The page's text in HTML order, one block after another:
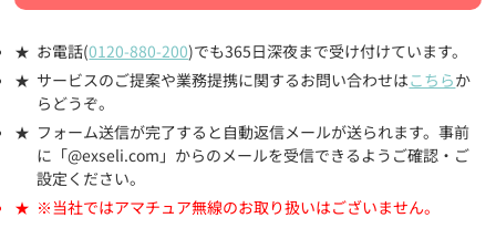
お電話(0120-880-200)でも365日深夜まで受け付けています。
サービスのご提案や業務提携に関するお問い合わせはこちらか
らどうぞ。
フォーム送信が完了すると自動返信メールが送られます。事前
に「@exseli.com」からのメールを受信できるようご確認・ご
設定ください。
※当社ではアマチュア無線のお取り扱いはございません。